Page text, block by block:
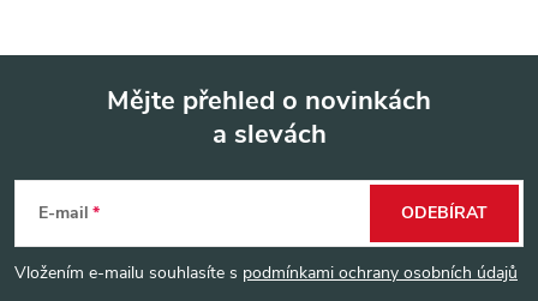
p
Mějte přehled o novinkách
a slevách
E-mail
Vložením e-mailu souhlasíte s podmínkami ochrany osobních údajů
ODEBÍRAT